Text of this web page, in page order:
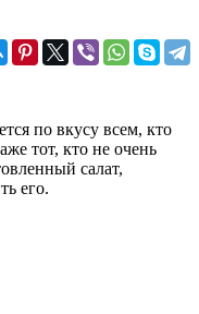
по вкусу всем, кто
тот, кто не очень
салат,
его.